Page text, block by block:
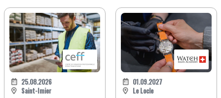
25.08.2026
Saint-Imier
01.09.2027
Le Locle